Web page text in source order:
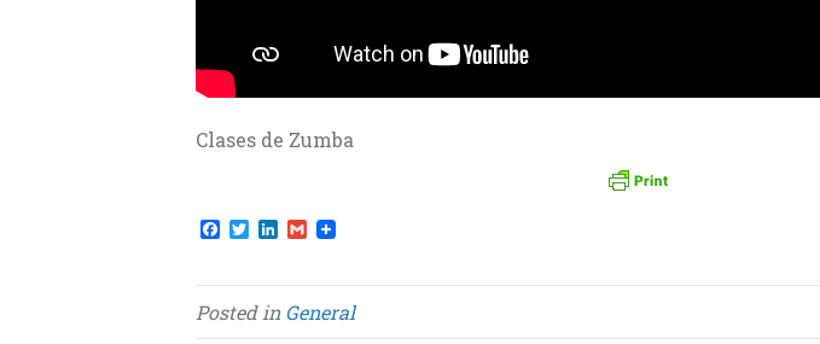
Clases de Zumba
F
e
b
o
T
t
t
e
L
k
e
d
G
i
l
Posted inGeneral